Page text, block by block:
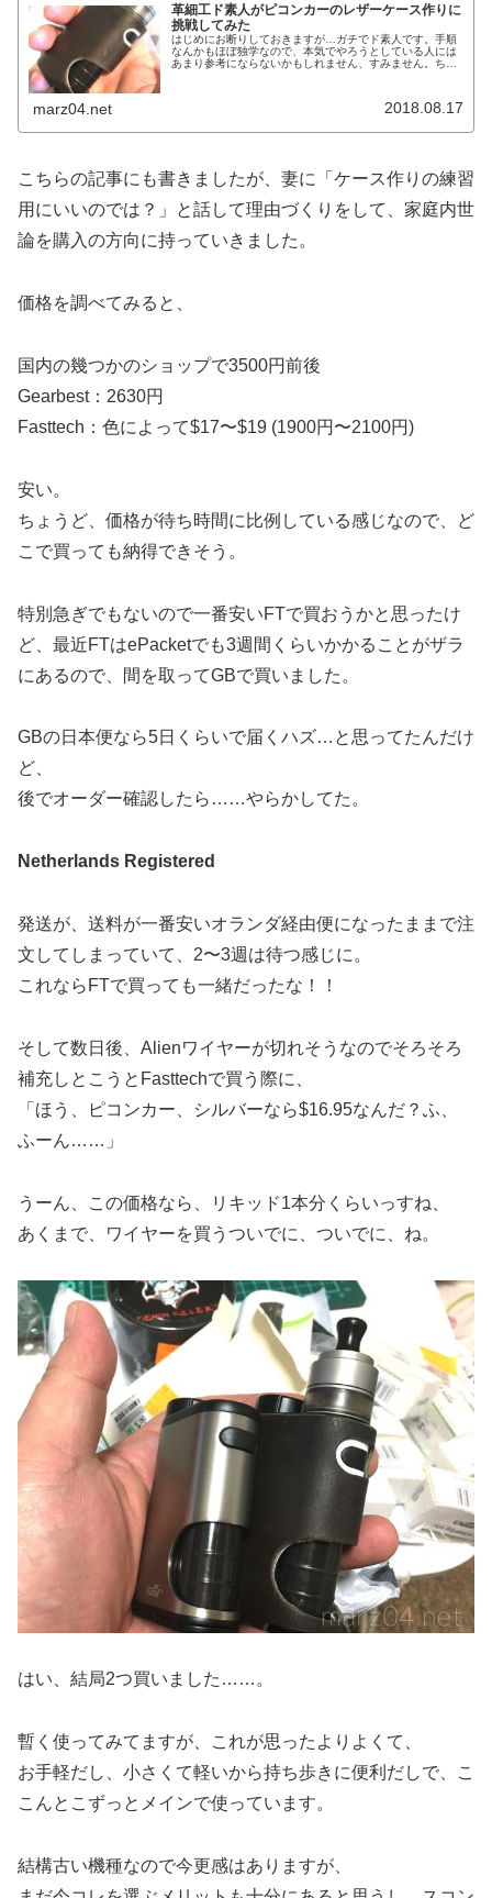
革細工ド素人がピコンカーのレザーケース作りに
挑戦してみた
はじめにお断りしておきますが…ガチでド素人です。手順
なんかもほぼ独学なので、本気でやろうとしている人には
あまり参考にならないかもしれません、すみません。ちょ
marz04.net 2018.08.17
こちらの記事にも書きましたが、妻に「ケース作りの練習
用にいいのでは？」と話して理由づくりをして、家庭内世
論を購入の方向に持っていきました。
価格を調べてみると、
国内の幾つかのショップで3500円前後
Gearbest：2630円
Fasttech：色によって$17〜$19 (1900円〜2100円)
安い。
ちょうど、価格が待ち時間に比例している感じなので、ど
こで買っても納得できそう。
特別急ぎでもないので一番安いFTで買おうかと思ったけ
ど、最近FTはePacketでも3週間くらいかかることがザラ
にあるので、間を取ってGBで買いました。
GBの日本便なら5日くらいで届くハズ…と思ってたんだけ
ど、
後でオーダー確認したら……やらかしてた。
Netherlands Registered
発送が、送料が一番安いオランダ経由便になったままで注
文してしまっていて、2〜3週は待つ感じに。
これならFTで買っても一緒だったな！！
そして数日後、Alienワイヤーが切れそうなのでそろそろ
補充しとこうとFasttechで買う際に、
「ほう、ピコンカー、シルバーなら$16.95なんだ？ふ、
ふーん……」
うーん、この価格なら、リキッド1本分くらいっすね、
あくまで、ワイヤーを買うついでに、ついでに、ね。
はい、結局2つ買いました……。
暫く使ってみてますが、これが思ったよりよくて、
お手軽だし、小さくて軽いから持ち歩きに便利だしで、こ
こんとこずっとメインで使っています。
結構古い機種なので今更感はありますが、